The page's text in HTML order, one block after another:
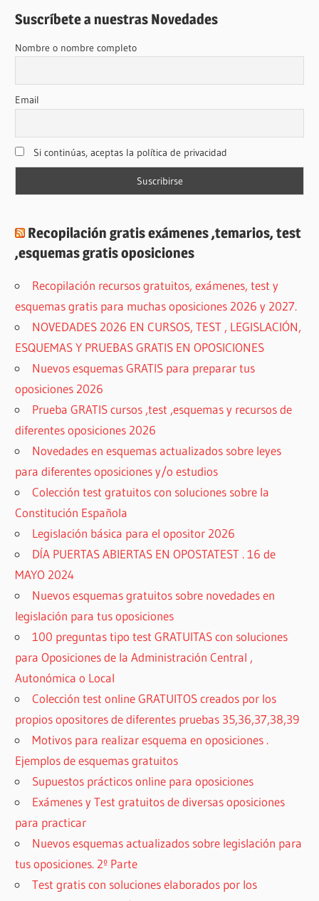
Suscríbete a nuestras Novedades
Nombre o nombre completo
Email
Si continúas, aceptas la política de privacidad
Recopilación gratis exámenes ,temarios, test
,esquemas gratis oposiciones
Recopilación recursos gratuitos, exámenes, test y
esquemas gratis para muchas oposiciones 2026 y 2027.
NOVEDADES 2026 EN CURSOS, TEST , LEGISLACIÓN,
ESQUEMAS Y PRUEBAS GRATIS EN OPOSICIONES
Nuevos esquemas GRATIS para preparar tus
oposiciones 2026
Prueba GRATIS cursos ,test ,esquemas y recursos de
diferentes oposiciones 2026
Novedades en esquemas actualizados sobre leyes
para diferentes oposiciones y/o estudios
Colección test gratuitos con soluciones sobre la
Constitución Española
Legislación básica para el opositor 2026
DÍA PUERTAS ABIERTAS EN OPOSTATEST . 16 de
MAYO 2024
Nuevos esquemas gratuitos sobre novedades en
legislación para tus oposiciones
100 preguntas tipo test GRATUITAS con soluciones
para Oposiciones de la Administración Central ,
Autonómica o Local
Colección test online GRATUITOS creados por los
propios opositores de diferentes pruebas 35,36,37,38,39
Motivos para realizar esquema en oposiciones .
Ejemplos de esquemas gratuitos
Supuestos prácticos online para oposiciones
Exámenes y Test gratuitos de diversas oposiciones
para practicar
Nuevos esquemas actualizados sobre legislación para
tus oposiciones. 2º Parte
Test gratis con soluciones elaborados por los